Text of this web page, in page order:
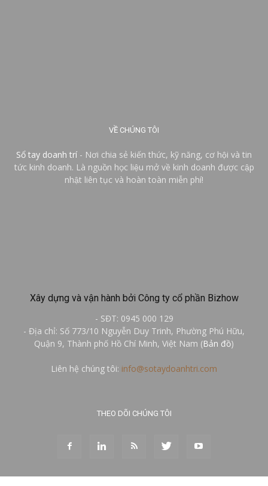
VỀ CHÚNG TÔI
Sổ tay doanh trí - Nơi chia sẻ kiến thức, kỹ năng, cơ hội và tin
tức kinh doanh. Là nguồn học liệu mở về kinh doanh được cập
nhật liên tục và hoàn toàn miễn phí!
Xây dựng và vận hành bởi Công ty cổ phần Bizhow
- SĐT: 0945 000 129
- Địa chỉ: Số 773/10 Nguyễn Duy Trinh, Phường Phú Hữu,
Quận 9, Thành phố Hồ Chí Minh, Việt Nam (Bản đồ)
Liên hệ chúng tôi: info@sotaydoanhtri.com
THEO DÕI CHÚNG TÔI